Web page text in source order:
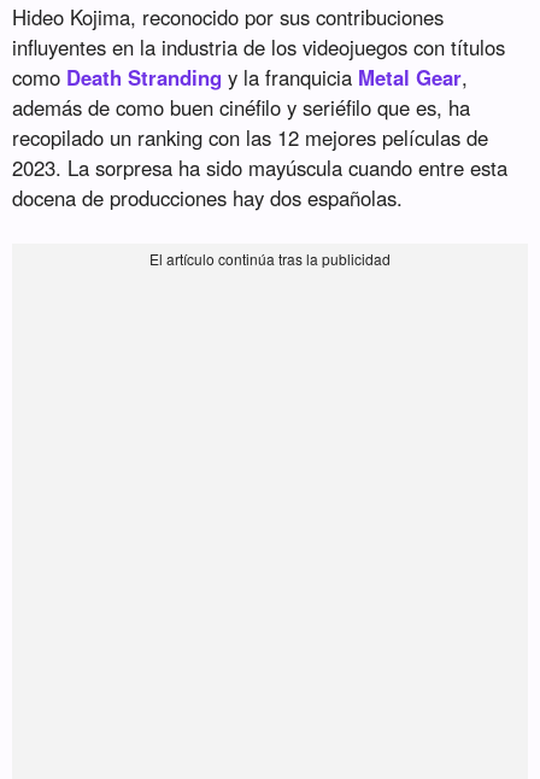
Hideo Kojima, reconocido por sus contribuciones
influyentes en la industria de los videojuegos con títulos
como Death Stranding y la franquicia Metal Gear,
además de como buen cinéfilo y seriéfilo que es, ha
recopilado un ranking con las 12 mejores películas de
2023. La sorpresa ha sido mayúscula cuando entre esta
docena de producciones hay dos españolas.